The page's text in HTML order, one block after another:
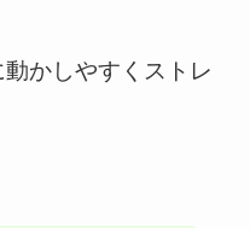
かしやすくストレ